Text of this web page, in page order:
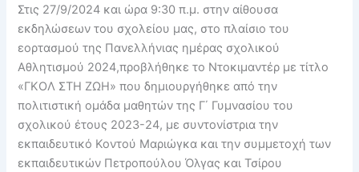
Στις 27/9/2024 και ώρα 9:30 π.μ. στην αίθουσα
εκδηλώσεων του σχολείου μας, στο πλαίσιο του
εορτασμού της Πανελλήνιας ημέρας σχολικού
Αθλητισμού 2024,προβλήθηκε το Ντοκιμαντέρ με τίτλο
«ΓΚΟΛ ΣΤΗ ΖΩΗ» που δημιουργήθηκε από την
πολιτιστική ομάδα μαθητών της Γ΄ Γυμνασίου του
σχολικού έτους 2023-24, με συντονίστρια την
εκπαιδευτικό Κοντού Μαριώγκα και την συμμετοχή των
εκπαιδευτικών Πετροπούλου Όλγας και Τσίρου